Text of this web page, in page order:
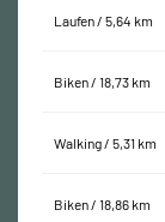
Laufen / 5,64 km
Biken / 18,73 km
Walking / 5,31 km
Biken / 18,86 km